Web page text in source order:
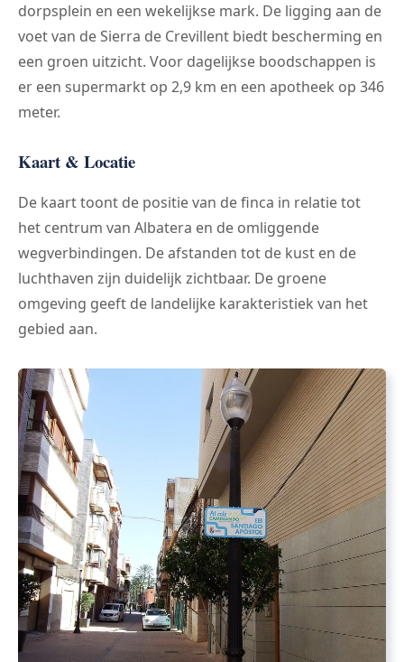
dorpsplein en een wekelijkse mark. De ligging aan de
voet van de Sierra de Crevillent biedt bescherming en
een groen uitzicht. Voor dagelijkse boodschappen is
er een supermarkt op 2,9 km en een apotheek op 346
meter.
Kaart & Locatie
De kaart toont de positie van de finca in relatie tot
het centrum van Albatera en de omliggende
wegverbindingen. De afstanden tot de kust en de
luchthaven zijn duidelijk zichtbaar. De groene
omgeving geeft de landelijke karakteristiek van het
gebied aan.